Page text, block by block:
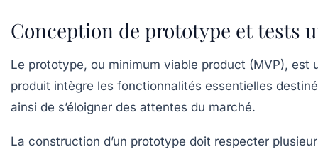
Conception de prototype et tests
Le prototype, ou minimum viable product (MVP),
produit intègre les fonctionnalités essentielles
ainsi de s’éloigner des attentes du marché.
La construction d’un prototype doit respecter